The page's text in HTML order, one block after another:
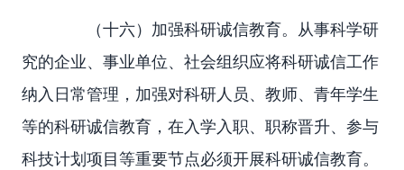
（十六）加强科研诚信教育。从事科学研
究的企业、事业单位、社会组织应将科研诚信工作
纳入日常管理，加强对科研人员、教师、青年学生
等的科研诚信教育，在入学入职、职称晋升、参与
科技计划项目等重要节点必须开展科研诚信教育。